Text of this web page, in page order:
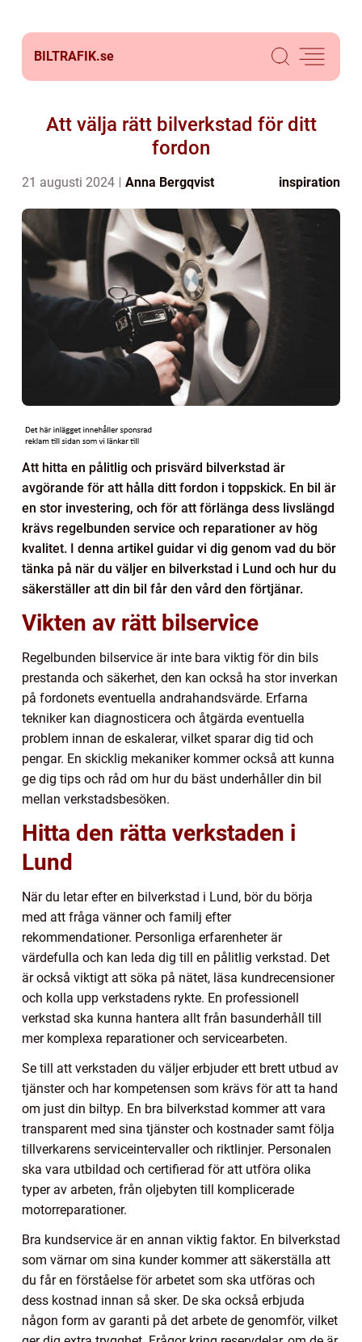
BILTRAFIK.se
Att välja rätt bilverkstad för ditt
fordon
21 augusti 2024 Anna Bergqvist inspiration
Att hitta en pålitlig och prisvärd bilverkstad är
avgörande för att hålla ditt fordon i toppskick. En bil är
en stor investering, och för att förlänga dess livslängd
krävs regelbunden service och reparationer av hög
kvalitet. I denna artikel guidar vi dig genom vad du bör
tänka på när du väljer en bilverkstad i Lund och hur du
säkerställer att din bil får den vård den förtjänar.
Vikten av rätt bilservice
Regelbunden bilservice är inte bara viktig för din bils
prestanda och säkerhet, den kan också ha stor inverkan
på fordonets eventuella andrahandsvärde. Erfarna
tekniker kan diagnosticera och åtgärda eventuella
problem innan de eskalerar, vilket sparar dig tid och
pengar. En skicklig mekaniker kommer också att kunna
ge dig tips och råd om hur du bäst underhåller din bil
mellan verkstadsbesöken.
Hitta den rätta verkstaden i
Lund
När du letar efter en bilverkstad i Lund, bör du börja
med att fråga vänner och familj efter
rekommendationer. Personliga erfarenheter är
värdefulla och kan leda dig till en pålitlig verkstad. Det
är också viktigt att söka på nätet, läsa kundrecensioner
och kolla upp verkstadens rykte. En professionell
verkstad ska kunna hantera allt från basunderhåll till
mer komplexa reparationer och servicearbeten.
Se till att verkstaden du väljer erbjuder ett brett utbud av
tjänster och har kompetensen som krävs för att ta hand
om just din biltyp. En bra bilverkstad kommer att vara
transparent med sina tjänster och kostnader samt följa
tillverkarens serviceintervaller och riktlinjer. Personalen
ska vara utbildad och certifierad för att utföra olika
typer av arbeten, från oljebyten till komplicerade
motorreparationer.
Bra kundservice är en annan viktig faktor. En bilverkstad
som värnar om sina kunder kommer att säkerställa att
du får en förståelse för arbetet som ska utföras och
dess kostnad innan så sker. De ska också erbjuda
någon form av garanti på det arbete de genomför, vilket